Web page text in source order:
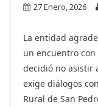
27 Enero, 2026
La entidad
un encuentro
decidió no asistir
exige diálogos
Rural de San